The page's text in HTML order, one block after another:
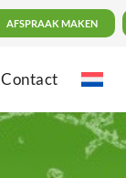
AFSPRAAK MAKEN
Contact